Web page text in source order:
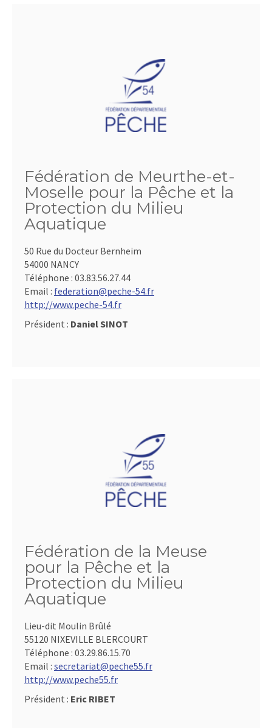
Fédération de Meurthe-et-
Moselle pour la Pêche et la
Protection du Milieu
Aquatique
50 Rue du Docteur Bernheim
54000 NANCY
Téléphone : 03.83.56.27.44
Email : federation@peche-54.fr
http://www.peche-54.fr
Président : Daniel SINOT
Fédération de la Meuse
pour la Pêche et la
Protection du Milieu
Aquatique
Lieu-dit Moulin Brûlé
55120 NIXEVILLE BLERCOURT
Téléphone : 03.29.86.15.70
Email : secretariat@peche55.fr
http://www.peche55.fr
Président : Eric RIBET